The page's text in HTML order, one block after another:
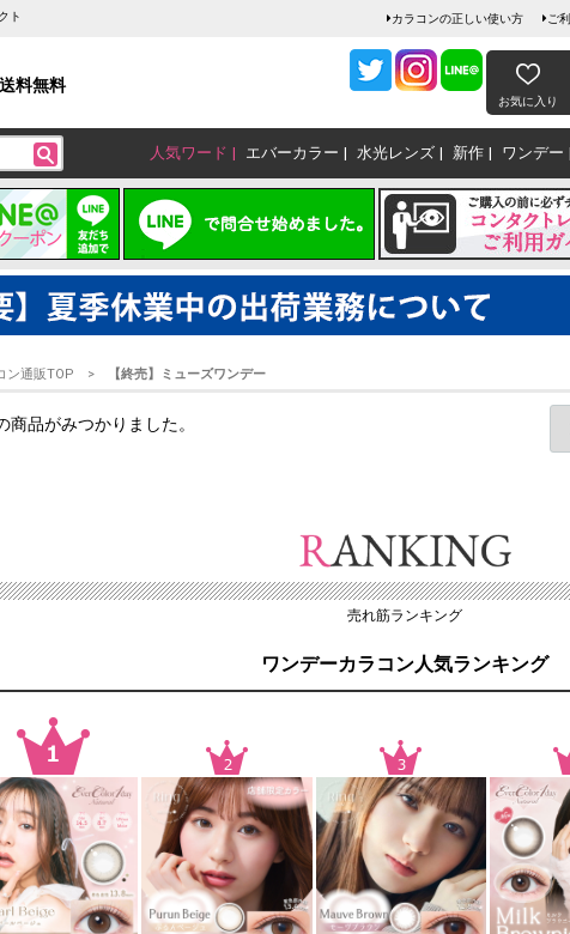
ト カラコンの正しい使い方 ご
料無料
お気に入り
人気ワード エバーカラー 水光レンズ 新作 ワンデー
ン通販TOP 【終売】ミューズワンデー
商品がみつかりました。
売れ筋ランキング
ワンデーカラコン人気ランキング